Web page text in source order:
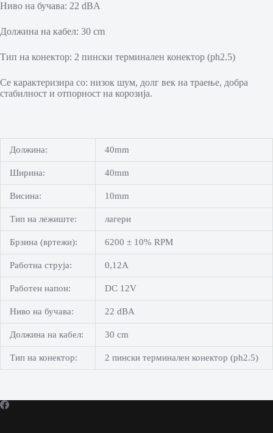
Ниво на бучава: 22 dBA
Должина на кабел: 30 cm
Тип на конектор: 2 пински терминален конектор (ph2.5)
Се карактеризира со: низок шум, долг век на траење, добра
стабилност и отпорност на корозија.
Должина: 40mm
Ширина: 40mm
Висина: 10mm
Тип на лежиште: лагери
Брзина (вртежи): 6200 ± 10% RPM
Работна струја: 0,12А
Работен напон: DC 12V
Ниво на бучава: 22 dBA
Должина на кабел: 30 cm
Тип на конектор: 2 пински терминален конектор (ph2.5)